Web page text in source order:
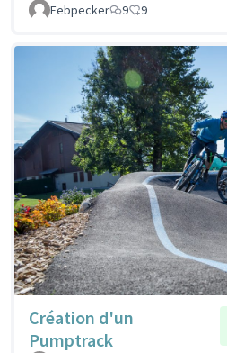
Febpecker
9 9
Création d'un
Pumptrack